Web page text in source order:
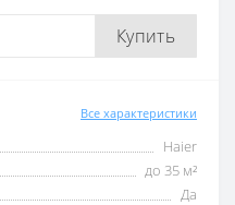
Купить
Все характеристики
Haier
до 35 м²
Да